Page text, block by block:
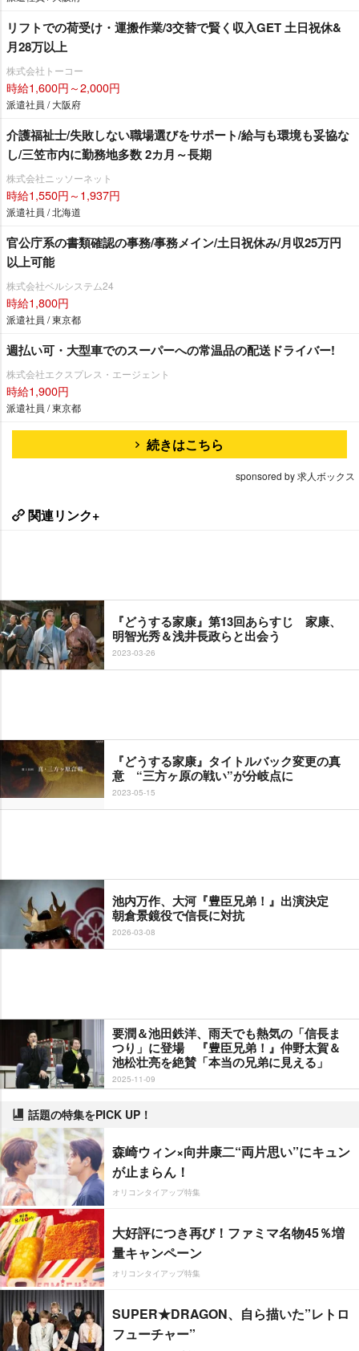
リフトでの荷受け・運搬作業/3交替で賢く収入GET 土日祝休&
月28万以上
株式会社トーコー
時給1,600円～2,000円
派遣社員 / 大阪府
介護福祉士/失敗しない職場選びをサポート/給与も環境も妥協な
し/三笠市内に勤務地多数 2カ月～長期
株式会社ニッソーネット
時給1,550円～1,937円
派遣社員 / 北海道
官公庁系の書類確認の事務/事務メイン/土日祝休み/月収25万円
以上可能
株式会社ベルシステム24
時給1,800円
派遣社員 / 東京都
週払い可・大型車でのスーパーへの常温品の配送ドライバー!
株式会社エクスプレス・エージェント
時給1,900円
派遣社員 / 東京都
続きはこちら
sponsored by 求人ボックス
関連リンク+
『どうする家康』第13回あらすじ 家康、
明智光秀＆浅井長政らと出会う
2023-03-26
『どうする家康』タイトルバック変更の真
意 “三方ヶ原の戦い”が分岐点に
2023-05-15
池内万作、大河『豊臣兄弟！』出演決定
朝倉景鏡役で信長に対抗
2026-03-08
要潤＆池田鉄洋、雨天でも熱気の「信長ま
つり」に登場 『豊臣兄弟！』仲野太賀＆
池松壮亮を絶賛「本当の兄弟に見える」
2025-11-09
話題の特集をPICK UP！
森崎ウィン×向井康二“両片思い”にキュン
が止まらん！
オリコンタイアップ特集
大好評につき再び！ファミマ名物45％増
量キャンペーン
オリコンタイアップ特集
SUPER★DRAGON、自ら描いた”レトロ
フューチャー”